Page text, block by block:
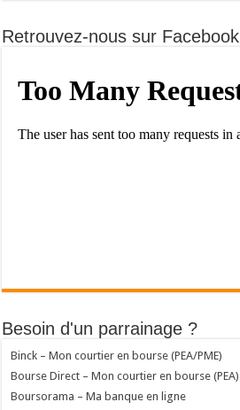
Retrouvez-nous sur Facebook
Besoin d'un parrainage ?
Binck – Mon courtier en bourse (PEA/PME)
Bourse Direct – Mon courtier en bourse (PEA)
Boursorama – Ma banque en ligne